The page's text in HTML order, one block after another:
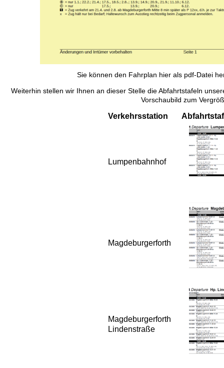
Sie können den Fahrplan hier als pdf-Datei
Weiterhin stellen wir Ihnen an dieser Stelle die Abfahrtstafeln
Vorschaubild zum
Verkehrsstation
Lumpenbahnhof
Magdeburgerforth
Magdeburgerforth
Lindenstraße